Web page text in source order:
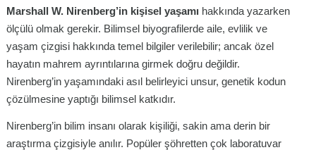
Marshall W. Nirenberg’in kişisel yaşamı hakkında yazarken
ölçülü olmak gerekir. Bilimsel biyografilerde aile, evlilik ve
yaşam çizgisi hakkında temel bilgiler verilebilir; ancak özel
hayatın mahrem ayrıntılarına girmek doğru değildir.
Nirenberg’in yaşamındaki asıl belirleyici unsur, genetik kodun
çözülmesine yaptığı bilimsel katkıdır.
Nirenberg’in bilim insanı olarak kişiliği, sakin ama derin bir
araştırma çizgisiyle anılır. Popüler şöhretten çok laboratuvar